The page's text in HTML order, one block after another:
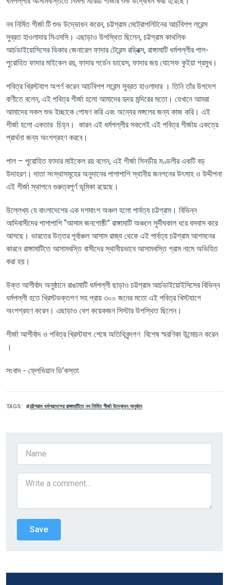
নব নির্মিত গীর্জা টি শুভ উদ্ভোধন করেন, চট্টগ্রাম মেট্রোপলিটনের আর্চবিশপ লরেন্স
সুব্রত হাওলাদার সিএসসি। এছাড়াও উপস্থিত ছিলেন, চট্টগ্রাম কাথলিক
আর্চডাইয়োসিসের ভিকার জেনারেল ফাদার টেরেন্স রড্রিক্স, রাঙ্গামাটি ধর্মপল্লীর পাল-
পুরোহিত ফাদার মাইকেল রয়, ফাদার গর্ডেন ডায়েস, ফাদার জয় যোসেফ কুইয়া প্রমুখ।
পবিত্র খ্রিস্টযাগ অপর্ণ করেন আর্চবিশপ লরেন্স সুব্রত হাওলাদার । তিনি তাঁর উপদেশ
বাণীতে বলেন, এই পবিত্র গীর্জা হলো আমাদের হৃদয় মন্দিরের মতো। যেখানে আমরা
আমাদের সকল শুভ ইচ্ছাকে পোষণ করি এবং অন্যের মঙ্গলের জন্য কাজ করি। এই
গীর্জা হলো একতার চিহ্ন। কারন এই ধর্মপল্লীর সকলেই এই পবিত্র গীর্জায় একত্রে
প্রার্থনা জন্য অংশগ্রহণ করবে।
পাল– পুরোহিত ফাদার মাইকেল রয় বলেন, এই গীর্জা সিনডীয় মণ্ডলীর একটি বড়
উদাহরণ। দাতা সংস্থাসমূহের অনুদানের পাশাপাশি স্থানীয় জনগনের উৎসাহ ও উদ্দীপনা
এই গীর্জা স্থাপনে গুরুত্বপূর্ণ ভূমিকা রয়েছে।
উল্লেখ্য যে বাংলাদেশের এক দশমাংশ অঞ্চল হলো পার্বত্য চট্টগ্রাম। বিভিন্ন
আদিবাসীদের পাশাপাশি“আসাম জনগোষ্ঠী” রাঙ্গামাটি অঞ্চলে সুর্দীঘকাল ধরে বসবাস করে
আসছে। ভারতের উত্তর পূর্বাঞ্চল আসাম রাজ্য থেকে এই পার্বত্য চট্টগ্রাম আগমনের
কারনে রাঙ্গামাটিতে আসামবস্তি বাসীদের স্থানীয়ভাবে আসামবস্তি গ্রাম নামে অভিহিত
করা হয়।
উক্ত আশীর্বাদ অনুষ্ঠানে রাঙামাটি ধর্মপল্লী ছাড়াও চট্টগ্রাম আর্চডাইয়োইসিসের বিভিন্ন
ধর্মপল্লী হতে খ্রিস্টভক্তগণ সহ প্রায় ৩০০ জনের মতো এই পবিত্র খিস্টযাগে
অংশগ্রহণ করেন। এছাড়াও বেশ কয়েকজন সিস্টার উপস্থিত ছিলেন।
গীর্জা আশীর্বাদ ও পবিত্র খ্রিস্টযাগ শেষে অতিথিবৃন্দগণ বিশেষ স্মরণিকা উন্মোচন করেন
।
সংবাদ- ফ্লেভিয়ান ডি’কস্তা
TAGS চট্টগ্রাম ধর্মপ্রদেশের রাঙ্গামাটিতে নব নির্মিত গীর্জা উদ্বোধন অনুষ্ঠান